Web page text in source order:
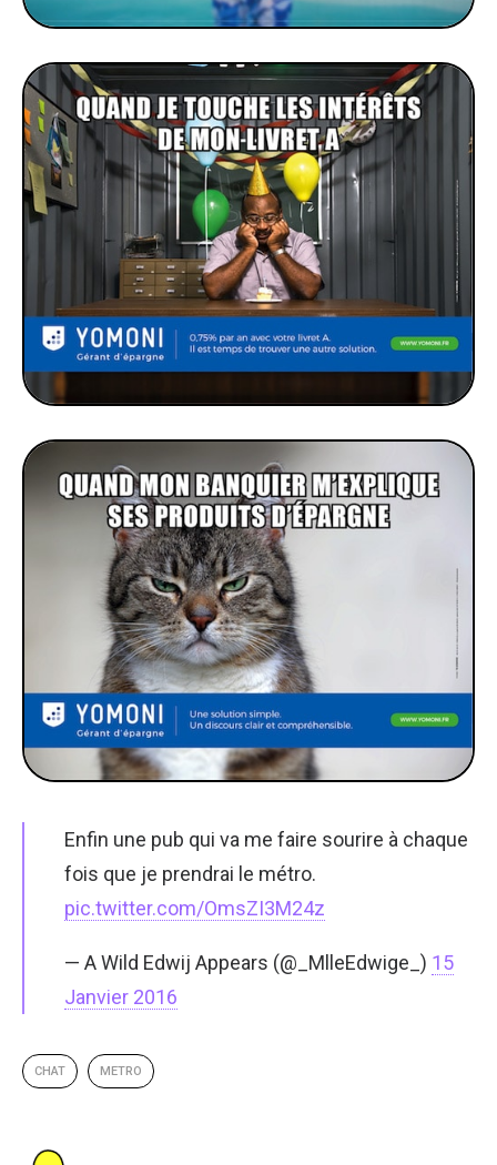
Enfin une pub qui va me faire sourire à chaque
fois que je prendrai le métro.
pic.twitter.com/OmsZI3M24z
— A Wild Edwij Appears (@_MlleEdwige_) 15
Janvier 2016
CHAT METRO